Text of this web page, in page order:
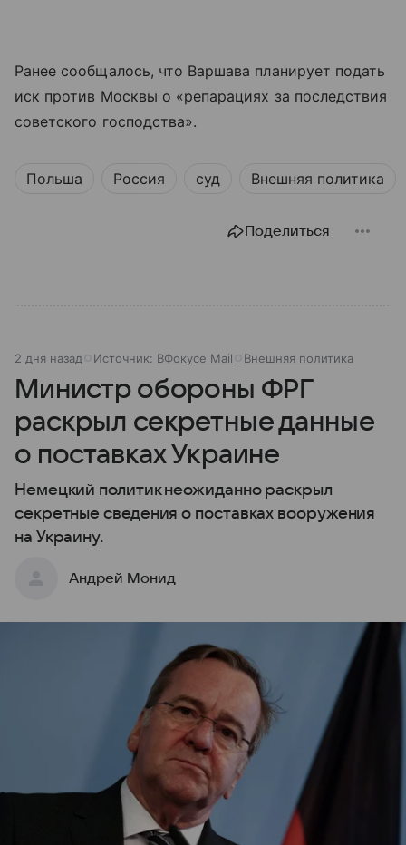
Ранее сообщалось, что Варшава планирует подать
иск против Москвы о «репарациях за последствия
советского господства».
Польша Россия суд Внешняя политика
Поделиться
2 дня назад Источник: ВФокусе Mail Внешняя политика
Министр обороны ФРГ
раскрыл секретные данные
о поставках Украине
Немецкий политик неожиданно раскрыл
секретные сведения о поставках вооружения
на Украину.
Андрей Монид